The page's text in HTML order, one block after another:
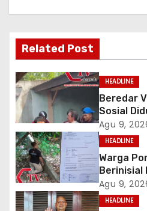
Related Post
HEADLINE
Beredar
Sosial
Parkir
Agu 9,
HEADLINE
Warga
Berinisial
Tekanan
Agu 9,
HEADLINE